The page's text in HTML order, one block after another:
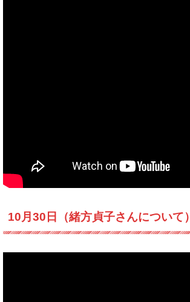
10月30日（緒方貞子さんについて）